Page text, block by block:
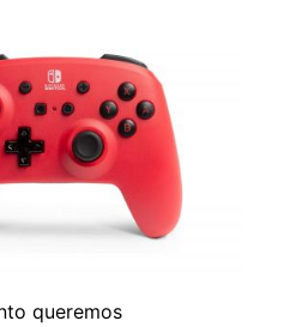
queremos